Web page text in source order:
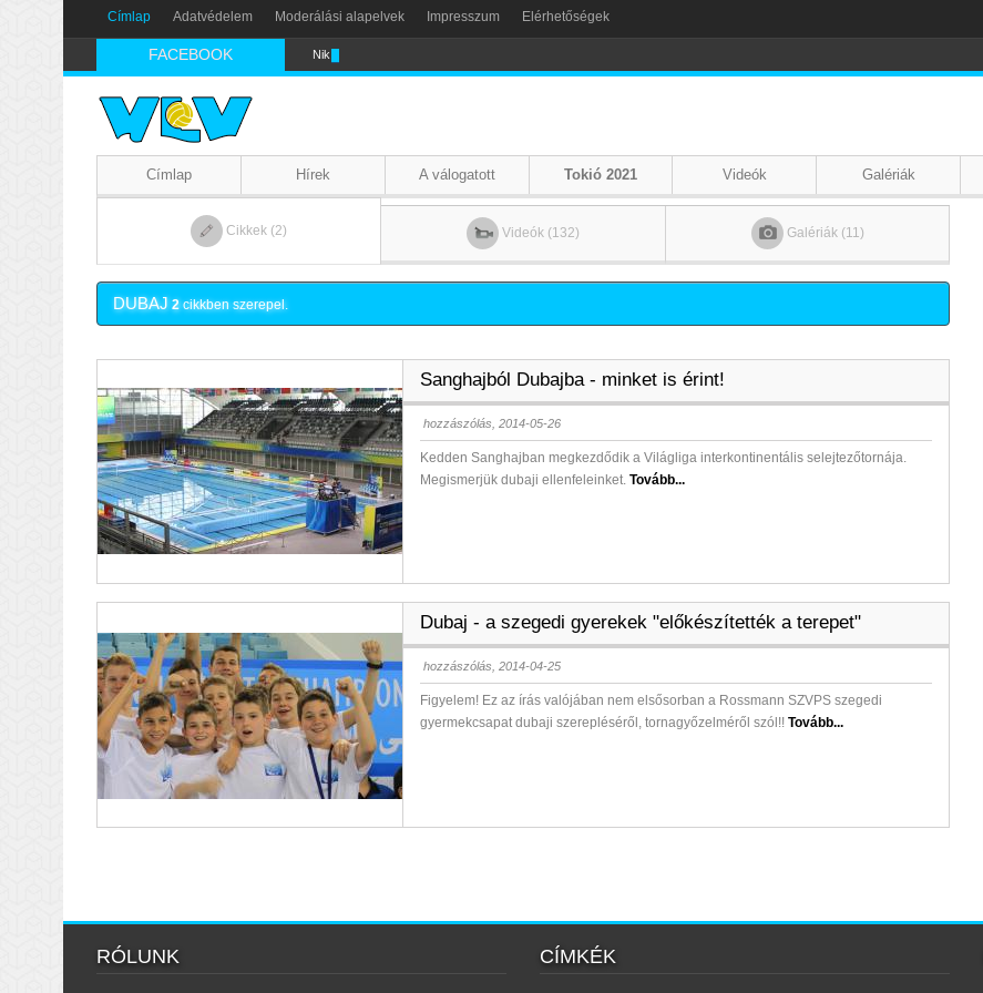
Címlap Adatvédelem Moderálási alapelvek Impresszum Elérhetőségek
FACEBOOK Nikics-gól lábbal
Címlap Hírek A válogatott Tokió 2021 Videók Galériák
Cikkek (2) Videók (132) Galériák (11)
DUBAJ 2cikkben szerepel.
Sanghajból Dubajba - minket is érint!
hozzászólás, 2014-05-26
Kedden Sanghajban megkezdődik a Világliga interkontinentális selejtezőtornája.
Megismerjük dubaji ellenfeleinket.Tovább...
Dubaj - a szegedi gyerekek "előkészítették a terepet"
hozzászólás, 2014-04-25
Figyelem! Ez az írás valójában nem elsősorban a Rossmann SZVPS szegedi
gyermekcsapat dubaji szerepléséről, tornagyőzelméről szól!!Tovább...
RÓLUNK CÍMKÉK